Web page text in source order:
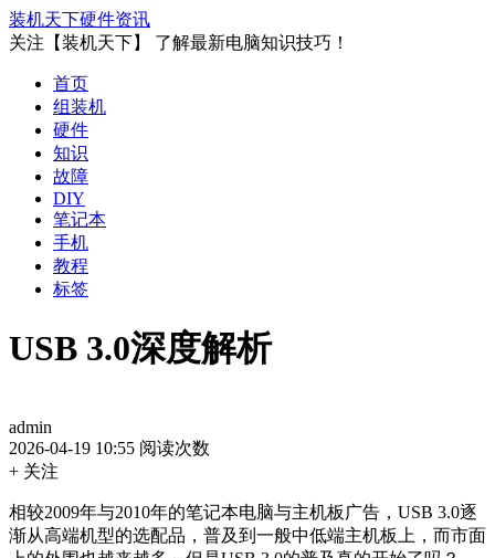
装机天下硬件资讯
关注【装机天下】 了解最新电脑知识技巧！
首页
组装机
硬件
知识
故障
DIY
笔记本
手机
教程
标签
USB 3.0深度解析
admin
2026-04-19 10:55 阅读次数
+ 关注
相较2009年与2010年的笔记本电脑与主机板广告，USB 3.0逐
渐从高端机型的选配品，普及到一般中低端主机板上，而市面